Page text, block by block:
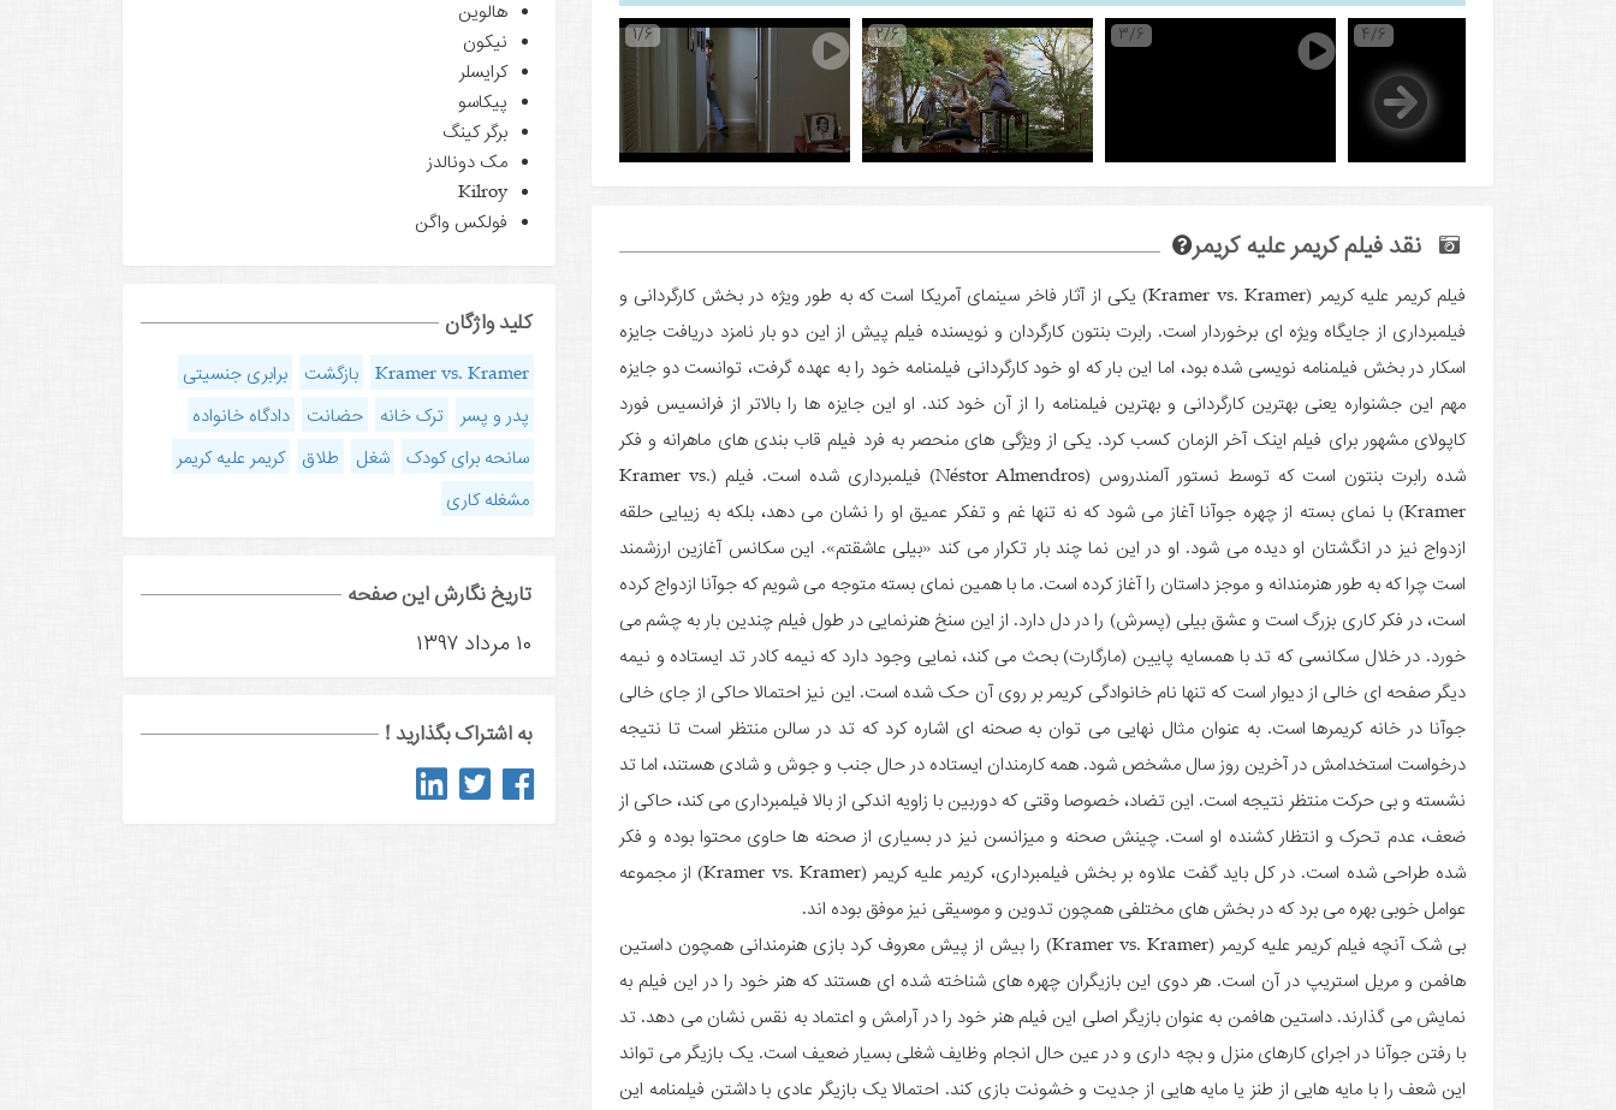
1/6 2/6 3/6 4/6
نقد فیلم کریمر علیه کریمر
فیلم کریمر علیه کریمر (Kramer vs. Kramer) یکی از آثار فاخر سینمای آمریکا است که به طور ویژه در بخش کارگردانی و
فیلمبرداری از جایگاه ویژه ای برخوردار است. رابرت بنتون کارگردان و نویسنده فیلم پیش از این دو بار نامزد دریافت جایزه
اسکار در بخش فیلمنامه نویسی شده بود، اما این بار که او خود کارگردانی فیلمنامه خود را به عهده گرفت، توانست دو جایزه
مهم این جشنواره یعنی بهترین کارگردانی و بهترین فیلمنامه را از آن خود کند. او این جایزه ها را بالاتر از فرانسیس فورد
کاپولای مشهور برای فیلم اینک آخر الزمان کسب کرد. یکی از ویژگی های منحصر به فرد فیلم قاب بندی های ماهرانه و فکر
شده رابرت بنتون است که توسط نستور آلمندروس (Néstor Almendros) فیلمبرداری شده است. فیلم (Kramer vs.
Kramer) با نمای بسته از چهره جوآنا آغاز می شود که نه تنها غم و تفکر عمیق او را نشان می دهد، بلکه به زیبایی حلقه
ازدواج نیز در انگشتان او دیده می شود. او در این نما چند بار تکرار می کند «بیلی عاشقتم». این سکانس آغازین ارزشمند
است چرا که به طور هنرمندانه و موجز داستان را آغاز کرده است. ما با همین نمای بسته متوجه می شویم که جوآنا ازدواج کرده
است، در فکر کاری بزرگ است و عشق بیلی (پسرش) را در دل دارد. از این سنخ هنرنمایی در طول فیلم چندین بار به چشم می
خورد. در خلال سکانسی که تد با همسایه پایین (مارگارت) بحث می کند، نمایی وجود دارد که نیمه کادر تد ایستاده و نیمه
دیگر صفحه ای خالی از دیوار است که تنها نام خانوادگی کریمر بر روی آن حک شده است. این نیز احتمالا حاکی از جای خالی
جوآنا در خانه کریمرها است. به عنوان مثال نهایی می توان به صحنه ای اشاره کرد که تد در سالن منتظر است تا نتیجه
درخواست استخدامش در آخرین روز سال مشخص شود. همه کارمندان ایستاده در حال جنب و جوش و شادی هستند، اما تد
نشسته و بی حرکت منتظر نتیجه است. این تضاد، خصوصا وقتی که دوربین با زاویه اندکی از بالا فیلمبرداری می کند، حاکی از
ضعف، عدم تحرک و انتظار کشنده او است. چینش صحنه و میزانسن نیز در بسیاری از صحنه ها حاوی محتوا بوده و فکر
شده طراحی شده است. در کل باید گفت علاوه بر بخش فیلمبرداری، کریمر علیه کریمر (Kramer vs. Kramer) از مجموعه
عوامل خوبی بهره می برد که در بخش های مختلفی همچون تدوین و موسیقی نیز موفق بوده اند.
بی شک آنچه فیلم کریمر علیه کریمر (Kramer vs. Kramer) را بیش از پیش معروف کرد بازی هنرمندانی همچون داستین
هافمن و مریل استریپ در آن است. هر دوی این بازیگران چهره های شناخته شده ای هستند که هنر خود را در این فیلم به
نمایش می گذارند. داستین هافمن به عنوان بازیگر اصلی این فیلم هنر خود را در آرامش و اعتماد به نقس نشان می دهد. تد
با رفتن جوآنا در اجرای کارهای منزل و بچه داری و در عین حال انجام وظایف شغلی بسیار ضعیف است. یک بازیگر می تواند
این شعف را با مایه هایی از طنز یا مایه هایی از جدیت و خشونت بازی کند. احتمالا یک بازیگر عادی با داشتن فیلمنامه این
هالوین
نیکون
کرایسلر
پیکاسو
برگر کینگ
مک دونالدز
Kilroy
فولکس واگن
کلید واژگان
Kramer vs. Kramer بازگشت
برابری جنسیتی
پدر و پسر
ترک خانه حضانت
دادگاه خانواده
سانحه برای کودک
شغل طلاق
کریمر علیه کریمر
مشغله کاری
تاریخ نگارش این صفحه
۱۰ مرداد ۱۳۹۷
به اشتراک بگذارید !